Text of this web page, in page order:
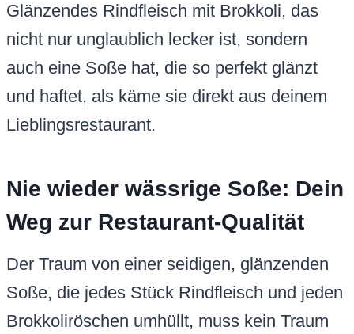
Glänzendes Rindfleisch mit Brokkoli, das
nicht nur unglaublich lecker ist, sondern
auch eine Soße hat, die so perfekt glänzt
und haftet, als käme sie direkt aus deinem
Lieblingsrestaurant.
Nie wieder wässrige Soße: Dein
Weg zur Restaurant-Qualität
Der Traum von einer seidigen, glänzenden
Soße, die jedes Stück Rindfleisch und jeden
Brokkoliröschen umhüllt, muss kein Traum